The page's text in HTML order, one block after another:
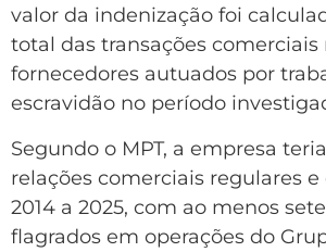
valor da indenização foi
total das transações comerciais
fornecedores autuados por
escravidão no período
Segundo o MPT, a empresa
relações comerciais regulares e
2014 a 2025, com ao menos
flagrados em operações do